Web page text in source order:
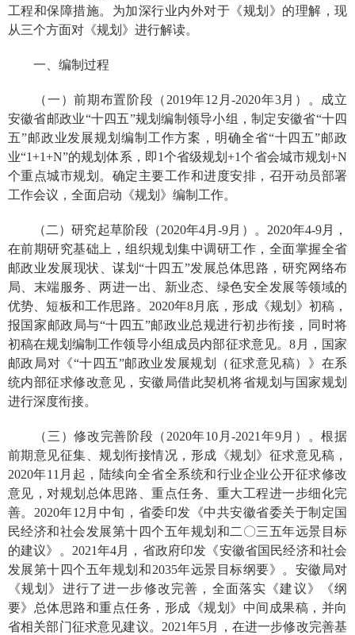
工程和保障措施。为加深行业内外对于《规划》的理解，现
从三个方面对《规划》进行解读。
一、编制过程
（一）前期布置阶段（2019年12月-2020年3月）。 成立
安徽省邮政业“十四五”规划编制领导小组，制定安徽省“十四
五”邮政业发展规划编制工作方案，明确全省“十四五”邮政
业“1+1+N”的规划体系，即1个省级规划+1个省会城市规划+N
个重点城市规划。确定主要工作和进度安排，召开动员部署
工作会议，全面启动《规划》编制工作。
（二）研究起草阶段（2020年4月-9月）。 2020年4-9月，
在前期研究基础上，组织规划集中调研工作，全面掌握全省
邮政业发展现状、谋划“十四五”发展总体思路，研究网络布
局、末端服务、两进一出、新业态、绿色安全发展等领域的
优势、短板和工作思路。 2020年8月底，形成《规划》初稿，
报国家邮政局与“十四五”邮政业总规进行初步衔接，同时将
初稿在规划编制工作领导小组成员内部征求意见。8月，国家
邮政局对《“十四五”邮政业发展规划（征求意见稿）》在系
统内部征求修改意见，安徽局借此契机将省规划与国家规划
进行深度衔接。
（三）修改完善阶段（2020年10月-2021年9月）。根据
前期意见征集、规划衔接情况，形成《规划》征求意见稿，
2020年11月起，陆续向全省全系统和行业企业公开征求修改
意见，对规划总体思路、重点任务、重大工程进一步细化完
善。 2020年12月中旬，省委印发《中共安徽省委关于制定国
民经济和社会发展第十四个五年规划和二〇三五年远景目标
的建议》。 2021年4月，省政府印发《安徽省国民经济和社会
发展第十四个五年规划和2035年远景目标纲要》。安徽局对
《规划》进行了进一步修改完善，全面落实《建议》《纲
要》总体思路和重点任务，形成《规划》中间成果稿，并向
省相关部门征求意见建议。 2021年5月，在进一步修改完善基